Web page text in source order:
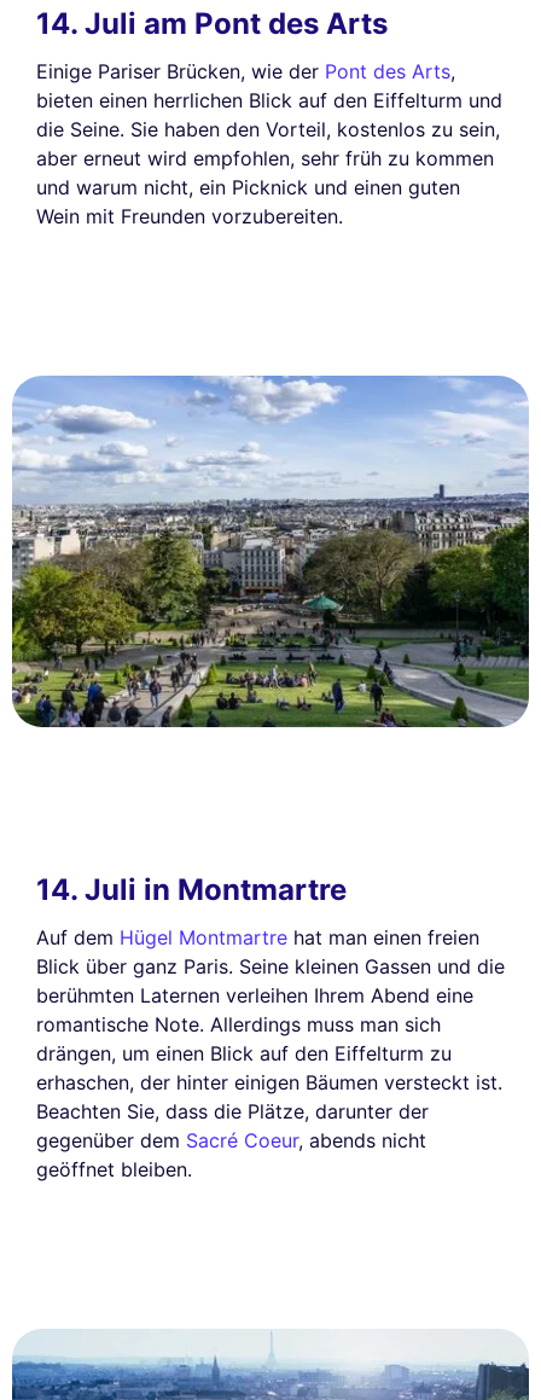
14. Juli am Pont des Arts
Einige Pariser Brücken, wie der Pont des Arts,
bieten einen herrlichen Blick auf den Eiffelturm und
die Seine. Sie haben den Vorteil, kostenlos zu sein,
aber erneut wird empfohlen, sehr früh zu kommen
und warum nicht, ein Picknick und einen guten
Wein mit Freunden vorzubereiten.
14. Juli in Montmartre
Auf dem Hügel Montmartre hat man einen freien
Blick über ganz Paris. Seine kleinen Gassen und die
berühmten Laternen verleihen Ihrem Abend eine
romantische Note. Allerdings muss man sich
drängen, um einen Blick auf den Eiffelturm zu
erhaschen, der hinter einigen Bäumen versteckt ist.
Beachten Sie, dass die Plätze, darunter der
gegenüber dem Sacré Coeur, abends nicht
geöffnet bleiben.